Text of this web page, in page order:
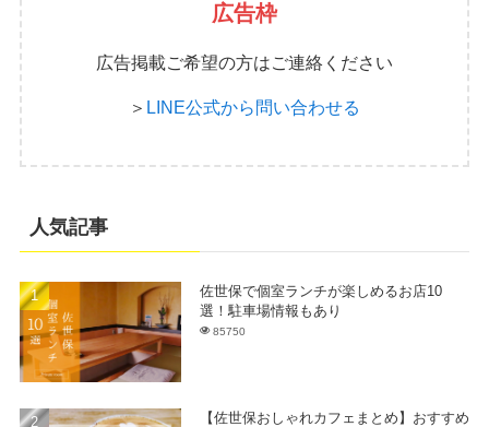
広告枠
広告掲載ご希望の方はご連絡ください
＞ LINE公式から問い合わせる
人気記事
佐世保で個室ランチが楽しめるお店10
選！駐車場情報もあり
85750
【佐世保おしゃれカフェまとめ】おすすめ